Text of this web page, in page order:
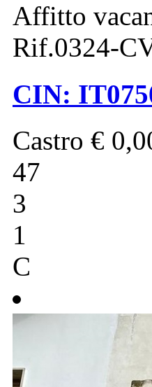
Affitto
Rif.0324-
CIN:
Castro €
47
3
1
C